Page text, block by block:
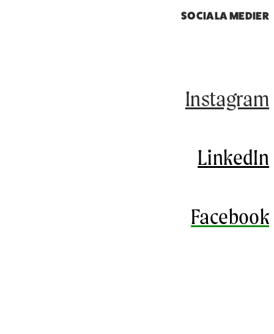
SOCIALA MEDIER
Instagram
LinkedIn
Facebook